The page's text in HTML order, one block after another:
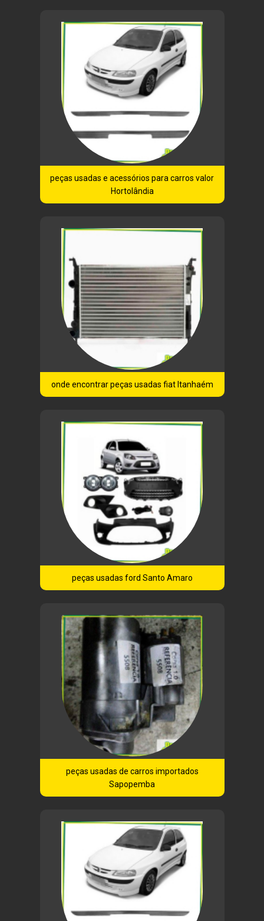
peças usadas e acessórios para carros valor
Hortolândia
onde encontrar peças usadas fiat Itanhaém
peças usadas ford Santo Amaro
peças usadas de carros importados
Sapopemba